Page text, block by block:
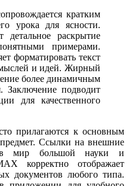
кратким
урока для ясности.
детальное раскрытие
примерами.
форматировать текст
и идей. Жирный
более динамичным
Заключение подводит
для качественного
прилагаются к основным
Ссылки на внешние
в мир большой науки и
корректно отображает
документов любого типа.